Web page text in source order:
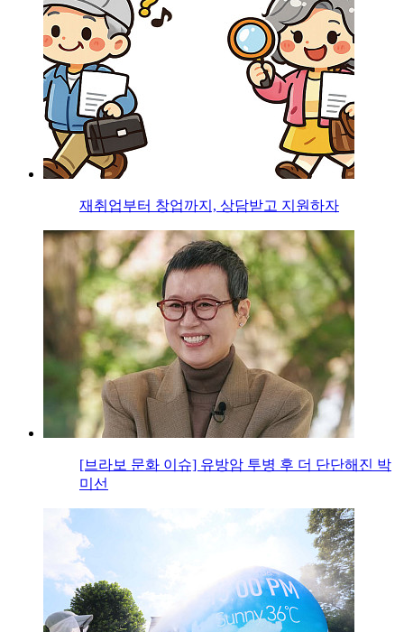
재취업부터 창업까지, 상담받고 지원하자
[브라보 문화 이슈] 유방암 투병 후 더 단단해진 박
미선